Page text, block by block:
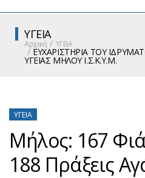
ΥΓΕΙΑ
Αρχική ΥΓΕΙΑ
ΕΥΧΑΡΙΣΤΗΡΙΑ ΤΟΥ
ΥΓΕΙΑΣ ΜΗΛΟΥ Ι.Σ.Κ.Υ.Μ.
ΥΓΕΊΑ
Μήλος: 167
188 Πράξεις